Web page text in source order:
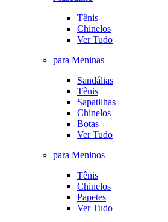
Tênis
Chinelos
Ver Tudo
para Meninas
Sandálias
Tênis
Sapatilhas
Chinelos
Botas
Ver Tudo
para Meninos
Tênis
Chinelos
Papetes
Ver Tudo